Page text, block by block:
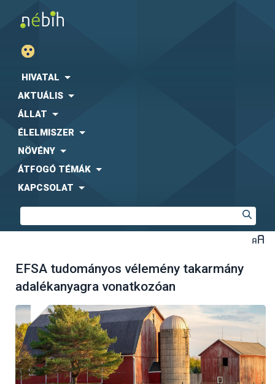
HIVATAL
AKTUÁLIS
ÁLLAT
ÉLELMISZER
NÖVÉNY
ÁTFOGÓ TÉMÁK
KAPCSOLAT
EFSA tudományos vélemény takarmány
adalékanyagra vonatkozóan